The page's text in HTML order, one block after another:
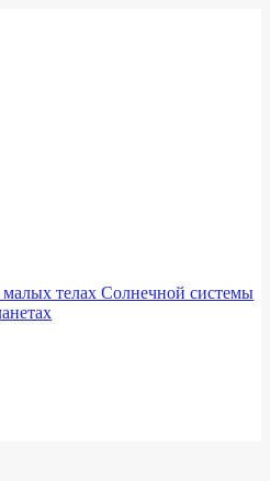
малых телах Солнечной системы